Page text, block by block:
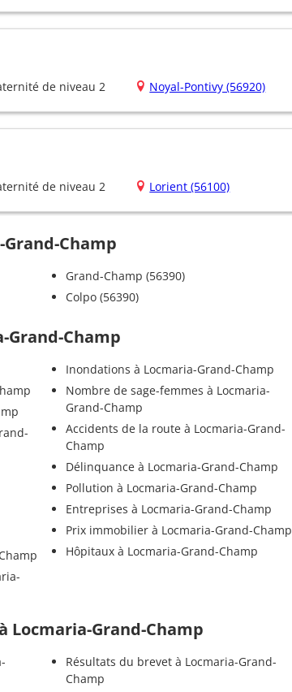
de niveau 2 Noyal-Pontivy (56920)
de niveau 2 Lorient (56100)
Champ
Grand-Champ (56390)
Colpo (56390)
Grand-Champ
Inondations à Locmaria-Grand-Champ
Nombre de sage-femmes à Locmaria-
Grand-Champ
Accidents de la route à Locmaria-Grand-
Champ
Délinquance à Locmaria-Grand-Champ
Pollution à Locmaria-Grand-Champ
Entreprises à Locmaria-Grand-Champ
Prix immobilier à Locmaria-Grand-Champ
Hôpitaux à Locmaria-Grand-Champ
Locmaria-Grand-Champ
Résultats du brevet à Locmaria-Grand-
Champ